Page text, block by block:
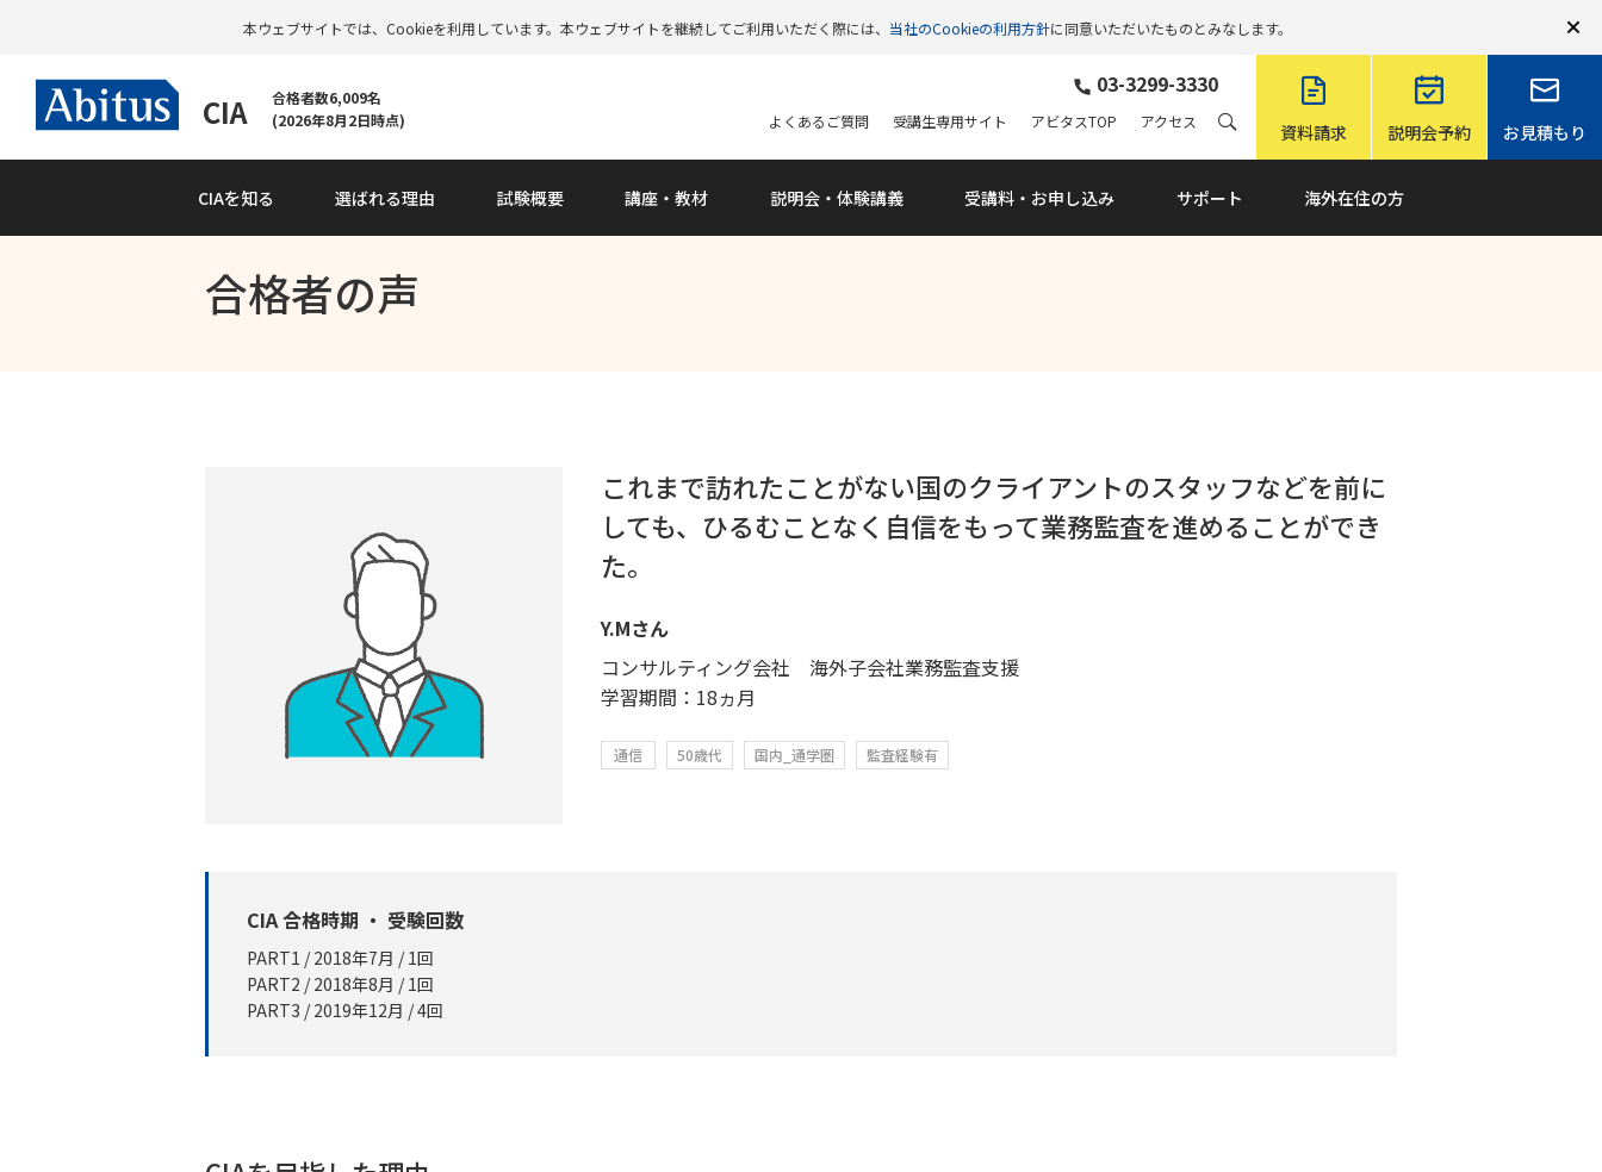
本ウェブサイトでは、Cookieを利用しています。本ウェブサイトを継続してご利用いただく際には、 当社のCookieの利用方針に同意いただいたものとみなします。
CIA
合格者数6,009名
(2026年8月2日時点)
資料請求 説明会予約 お見積もり
03-3299-3330
CIAを知る 選ばれる理由 試験概要 講座・教材 説明会・体験講義 受講料 ・お申し込み サポート 海外在住の方
よくあるご質問 受講生専用サイト アビタスTOP アクセス
合格者の声
これまで訪れたことがない国のクライアントのスタッフなどを前に
しても、ひるむことなく自信をもって業務監査を進めることができ
た。
Y.Mさん
コンサルティング会社 海外子会社業務監査支援
学習期間：18ヵ月
通信 50歳代 国内_通学圏 監査経験有
CIA 合格時期 ・ 受験回数
PART1 / 2018年7月 / 1回
PART2 / 2018年8月 / 1回
PART3 / 2019年12月 / 4回